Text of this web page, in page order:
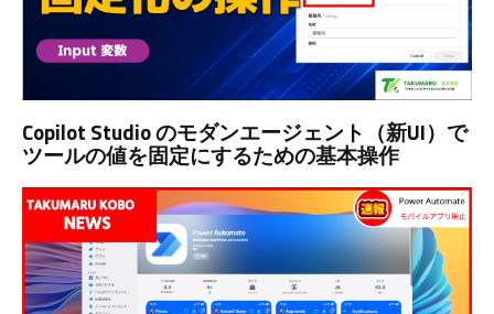
Copilot Studio のモダンエージェント（新UI）で
ツールの値を固定にするための基本操作